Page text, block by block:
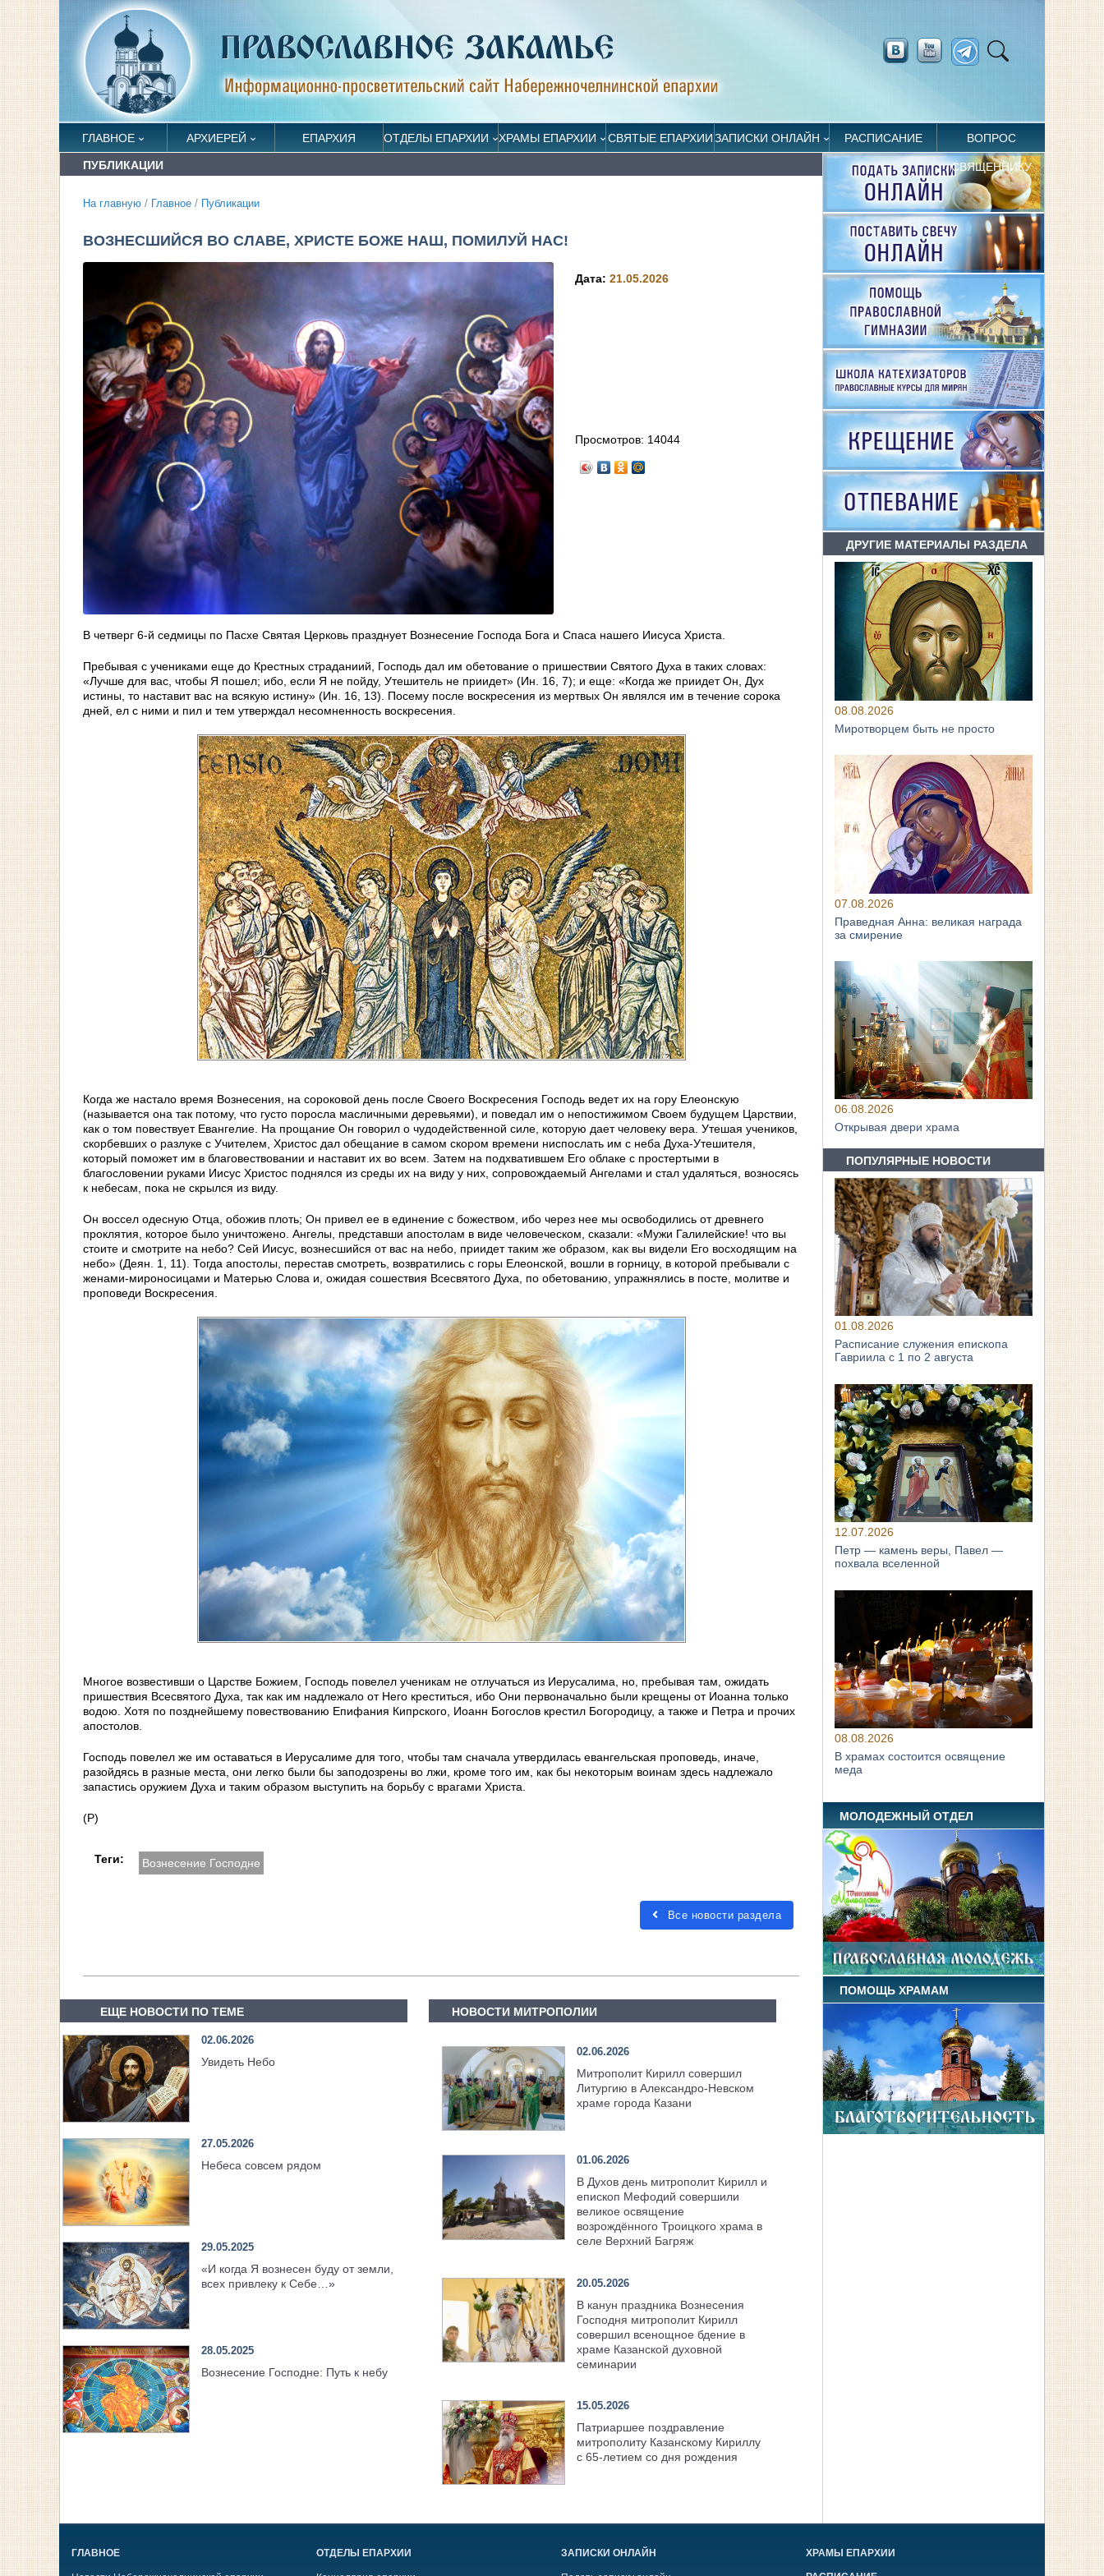
ГЛАВНОЕ АРХИЕРЕЙ ЕПАРХИЯ ОТДЕЛЫ ЕПАРХИИ ХРАМЫ ЕПАРХИИ СВЯТЫЕ ЕПАРХИИЗАПИСКИ ОНЛАЙН РАСПИСАНИЕ ВОПРОС
СВЯЩЕННИКУ
ПУБЛИКАЦИИ
На главную / Главное / Публикации
ВОЗНЕСШИЙСЯ ВО СЛАВЕ, ХРИСТЕ БОЖЕ НАШ, ПОМИЛУЙ НАС!
Дата:21.05.2026
Просмотров: 14044
В четверг 6-й седмицы по Пасхе Святая Церковь празднует Вознесение Господа Бога и Спаса нашего Иисуса Христа.
Пребывая с учениками еще до Крестных страданиий, Господь дал им обетование о пришествии Святого Духа в таких словах:
«Лучше для вас, чтобы Я пошел; ибо, если Я не пойду, Утешитель не приидет» (Ин. 16, 7); и еще: «Когда же приидет Он, Дух
истины, то наставит вас на всякую истину» (Ин. 16, 13). Посему после воскресения из мертвых Он являлся им в течение сорока
дней, ел с ними и пил и тем утверждал несомненность воскресения.
Когда же настало время Вознесения, на сороковой день после Своего Воскресения Господь ведет их на гору Елеонскую
(называется она так потому, что густо поросла масличными деревьями), и поведал им о непостижимом Своем будущем Царствии,
как о том повествует Евангелие. На прощание Он говорил о чудодейственной силе, которую дает человеку вера. Утешая учеников,
скорбевших о разлуке с Учителем, Христос дал обещание в самом скором времени ниспослать им с неба Духа-Утешителя,
который поможет им в благовествовании и наставит их во всем. Затем на подхватившем Его облаке с простертыми в
благословении руками Иисус Христос поднялся из среды их на виду у них, сопровождаемый Ангелами и стал удаляться, возносясь
к небесам, пока не скрылся из виду.
Он воссел одесную Отца, обожив плоть; Он привел ее в единение с божеством, ибо через нее мы освободились от древнего
проклятия, которое было уничтожено. Ангелы, представши апостолам в виде человеческом, сказали: «Мужи Галилейские! что вы
стоите и смотрите на небо? Сей Иисус, вознесшийся от вас на небо, приидет таким же образом, как вы видели Его восходящим на
небо» (Деян. 1, 11). Тогда апостолы, пере­став смотреть, возвратились с горы Елеонской, вошли в горницу, в которой пребывали с
женами-мироносицами и Матерью Слова и, ожидая сошествия Всесвятого Духа, по обетованию, упражнялись в посте, молитве и
проповеди Воскресения.
Многое возвестивши о Царстве Божием, Господь повелел ученикам не отлучаться из Иерусалима, но, пребывая там, ожидать
пришествия Всесвятого Духа, так как им надлежало от Него креститься, ибо Они первоначально были крещены от Иоанна только
водою. Хотя по позднейшему повествованию Епифания Кипрского, Иоанн Богослов крестил Богородицу, а также и Петра и прочих
апостолов.
Господь повелел же им оставаться в Иерусалиме для того, чтобы там сначала утвердилась евангельская проповедь, иначе,
разойдясь в разные места, они легко были бы заподозрены во лжи, кроме того им, как бы некоторым воинам здесь надлежало
запастись оружием Духа и таким образом выступить на борьбу с врагами Христа.
(Р)
Теги: Вознесение Господне
Все новости раздела
ЕЩЕ НОВОСТИ ПО ТЕМЕ
02.06.2026
Увидеть Небо
27.05.2026
Небеса совсем рядом
29.05.2025
«И когда Я вознесен буду от земли,
всех привлеку к Себе…»
28.05.2025
Вознесение Господне: Путь к небу
НОВОСТИ МИТРОПОЛИИ
02.06.2026
Митрополит Кирилл совершил
Литургию в Александро-Невском
храме города Казани
01.06.2026
В Духов день митрополит Кирилл и
епископ Мефодий совершили
великое освящение
возрождённого Троицкого храма в
селе Верхний Багряж
20.05.2026
В канун праздника Вознесения
Господня митрополит Кирилл
совершил всенощное бдение в
храме Казанской духовной
семинарии
15.05.2026
Патриаршее поздравление
митрополиту Казанскому Кириллу
с 65-летием со дня рождения
ДРУГИЕ МАТЕРИАЛЫ РАЗДЕЛА
08.08.2026
Миротворцем быть не просто
07.08.2026
Праведная Анна: великая награда
за смирение
06.08.2026
Открывая двери храма
ПОПУЛЯРНЫЕ НОВОСТИ
01.08.2026
Расписание служения епископа
Гавриила с 1 по 2 августа
12.07.2026
Петр — камень веры, Павел —
похвала вселенной
08.08.2026
В храмах состоится освящение
меда
МОЛОДЕЖНЫЙ ОТДЕЛ
ПОМОЩЬ ХРАМАМ
ГЛАВНОЕ ОТДЕЛЫ ЕПАРХИИ ЗАПИСКИ ОНЛАЙН ХРАМЫ ЕПАРХИИ